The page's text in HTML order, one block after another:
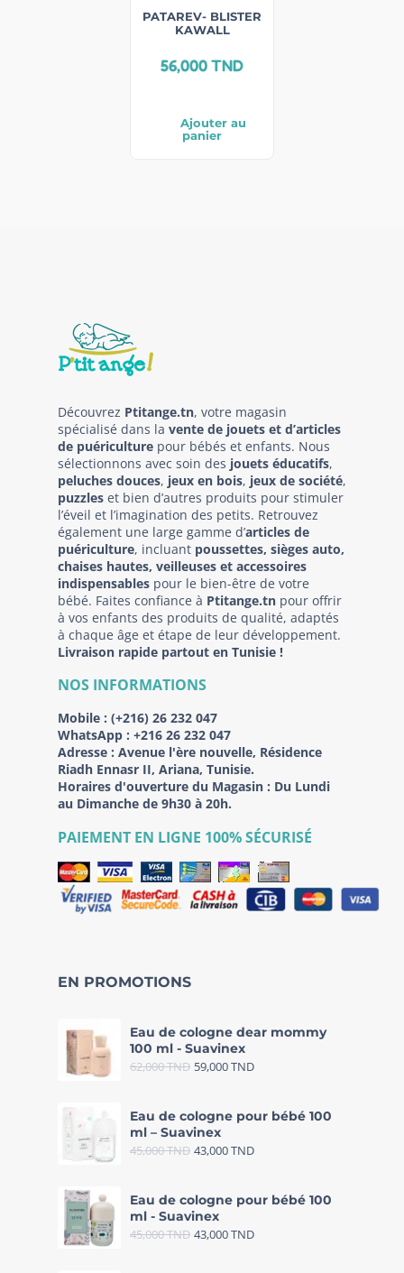
PATAREV- BLISTER
KAWALL
56,000TND
Ajouter au
panier
Découvrez Ptitange.tn, votre magasin
spécialisé dans la vente de jouets et d’articles
de puériculture pour bébés et enfants. Nous
sélectionnons avec soin des jouets éducatifs,
peluches douces, jeux en bois, jeux de société,
puzzles et bien d’autres produits pour stimuler
l’éveil et l’imagination des petits. Retrouvez
également une large gamme d’articles de
puériculture, incluant poussettes, sièges auto,
chaises hautes, veilleuses et accessoires
indispensables pour le bien-être de votre
bébé. Faites confiance à Ptitange.tn pour offrir
à vos enfants des produits de qualité, adaptés
à chaque âge et étape de leur développement.
Livraison rapide partout en Tunisie !
NOS INFORMATIONS
Mobile : (+216) 26 232 047
WhatsApp : +216 26 232 047
Adresse : Avenue l'ère nouvelle, Résidence
Riadh Ennasr II, Ariana, Tunisie.
Horaires d'ouverture du Magasin : Du Lundi
au Dimanche de 9h30 à 20h.
PAIEMENT EN LIGNE 100% SÉCURISÉ
EN PROMOTIONS
Eau de cologne dear mommy
100 ml - Suavinex
62,000TND 59,000TND
Eau de cologne pour bébé 100
ml – Suavinex
45,000TND 43,000TND
Eau de cologne pour bébé 100
ml - Suavinex
45,000TND 43,000TND